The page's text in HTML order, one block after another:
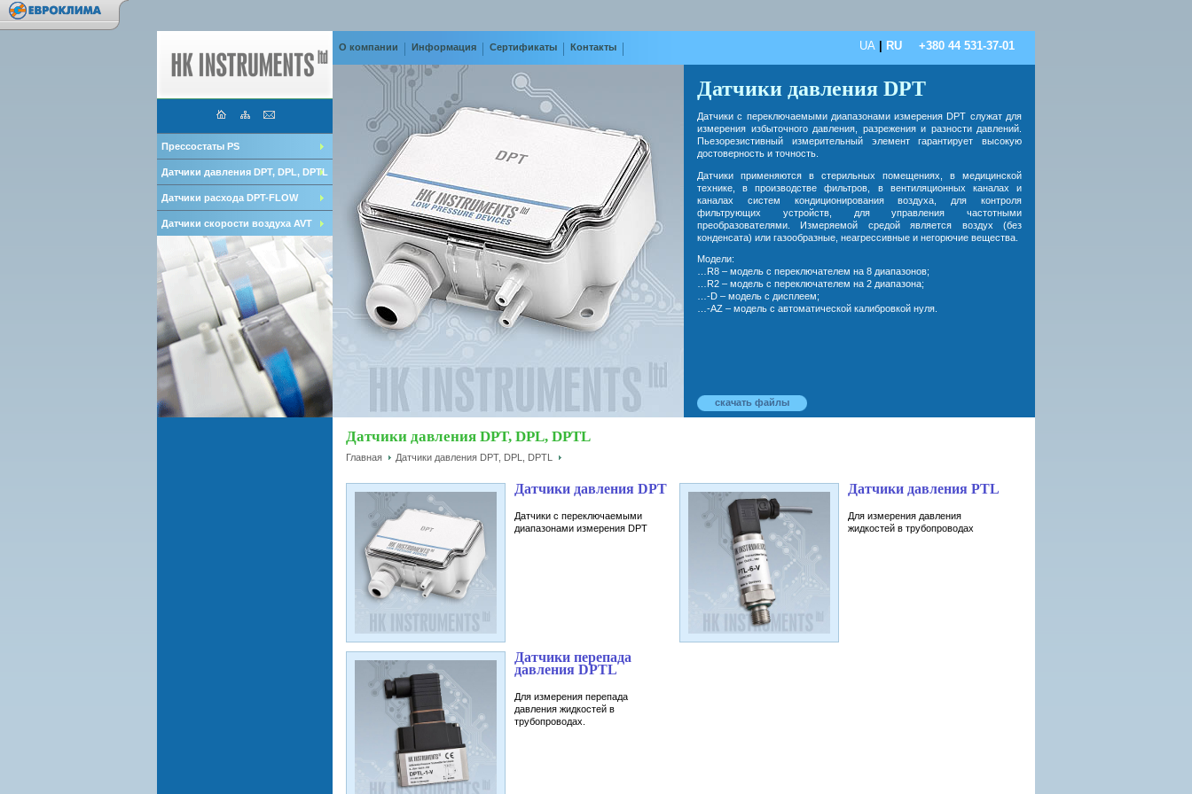
Прессостаты PS
Датчики давления DPT, DPL, DPTL
Датчики расхода DPT-FLOW
Датчики скорости воздуха AVT
+380 44 531-37-01
UA RU
О компании Информация Сертификаты Контакты
Датчики давления DPT
Датчики с переключаемыми диапазонами измерения DPT служат для
измерения избыточного давления, разрежения и разности давлений.
Пьезорезистивный измерительный элемент гарантирует высокую
достоверность и точность.
Датчики применяются в стерильных помещениях, в медицинской
технике, в производстве фильтров, в вентиляционных каналах и
каналах систем кондиционирования воздуха, для контроля
фильтрующих устройств, для управления частотными
преобразователями. Измеряемой средой является воздух (без
конденсата) или газообразные, неагрессивные и негорючие вещества.
Модели:
…R8 – модель с переключателем на 8 диапазонов;
…R2 – модель с переключателем на 2 диапазона;
…-D – модель с дисплеем;
…-AZ – модель с автоматической калибровкой нуля.
скачать файлы
Датчики давления DPT, DPL, DPTL
Главная Датчики давления DPT, DPL, DPTL
Датчики давления DPT
Датчики с переключаемыми
диапазонами измерения DPT
Датчики давления PTL
Для измерения давления
жидкостей в трубопроводах
Датчики перепада
давления DPTL
Для измерения перепада
давления жидкостей в
трубопроводах.